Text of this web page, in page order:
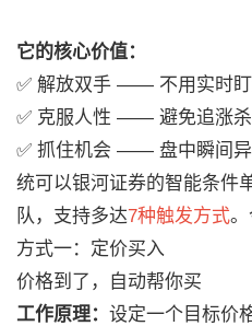
它的核心价值：
✅ 解放双手 —— 不用实时
✅ 克服人性 —— 避免追涨
✅ 抓住机会 —— 盘中瞬间
统可以银河证券的智能条件
队，支持多达7种触发方式。
方式一：定价买入
价格到了，自动帮你买
工作原理： 设定一个目标价